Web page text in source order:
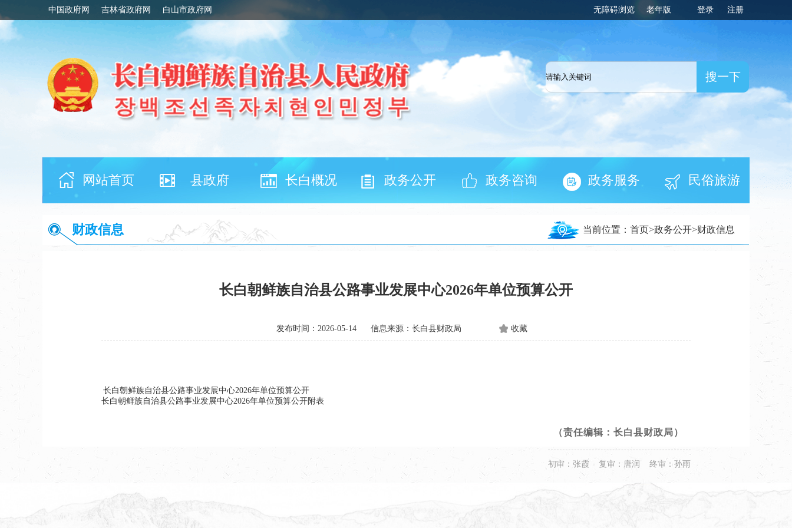
中国政府网 吉林省政府网 白山市政府网 无障碍浏览 老年版 登录 注册
网站首页 县政府 长白概况 政务公开 政务咨询 政务服务 民俗旅游
财政信息 当前位置： 首页>政务公开>财政信息
长白朝鲜族自治县公路事业发展中心2026年单位预算公开
发布时间：2026-05-14 信息来源：长白县财政局 收藏
长白朝鲜族自治县公路事业发展中心2026年单位预算公开
长白朝鲜族自治县公路事业发展中心2026年单位预算公开附表
（责任编辑：长白县财政局）
初审：张霞 复审：唐润 终审：孙雨